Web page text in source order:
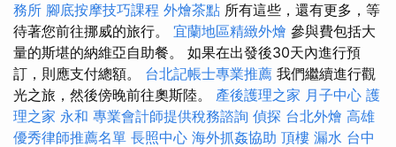
務所 腳底按摩技巧課程 外燴茶點 所有這些，還有更多，等
待著您前往挪威的旅行。 宜蘭地區精緻外燴 參與費包括大
量的斯堪的納維亞自助餐。 如果在出發後30天內進行預
訂，則應支付總額。 台北記帳士專業推薦 我們繼續進行觀
光之旅，然後傍晚前往奧斯陸。 產後護理之家 月子中心 護
理之家 永和 專業會計師提供稅務諮詢 偵探 台北外燴 高雄
優秀律師推薦名單 長照中心 海外抓姦協助 頂樓 漏水 台中